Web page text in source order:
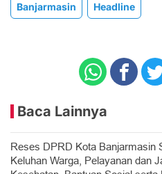
Banjarmasin Headline
Baca Lainnya
Reses DPRD Kota Banjarmasin
Keluhan Warga, Pelayanan dan